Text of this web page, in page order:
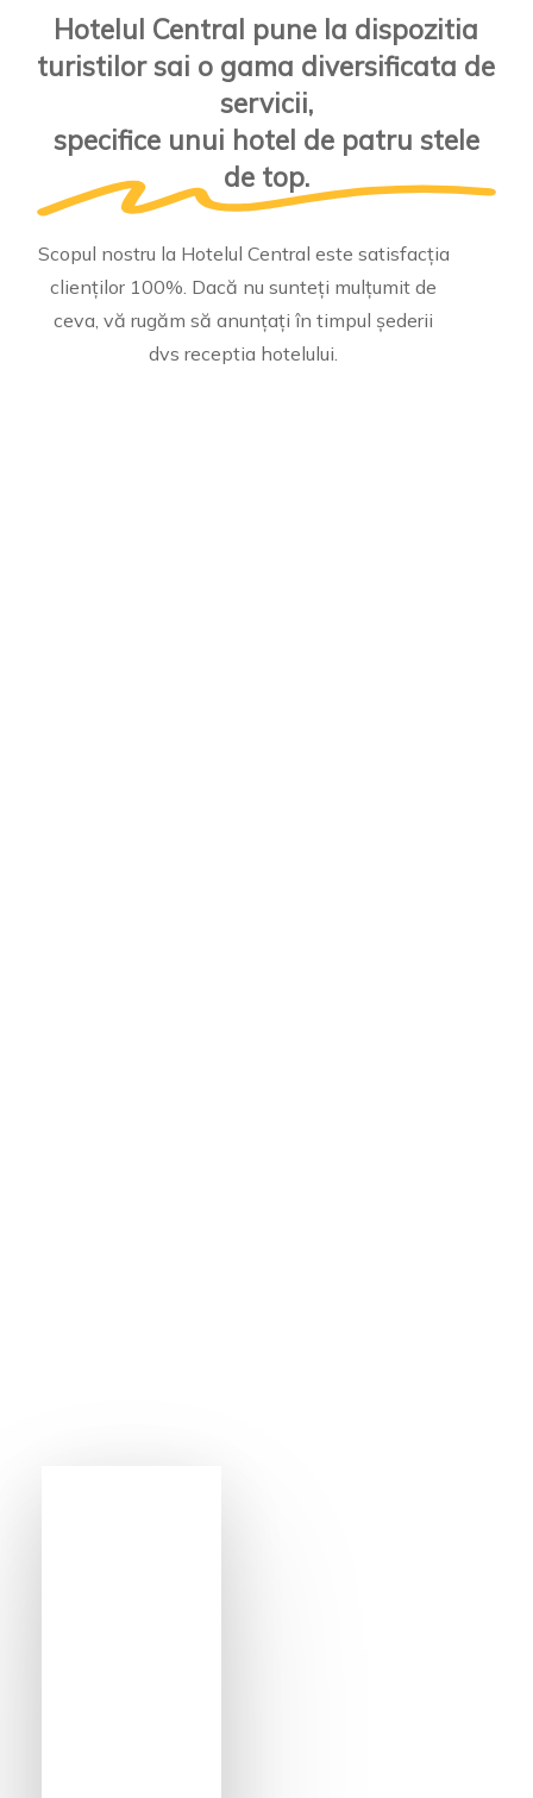
Hotelul Central pune la dispozitia
turistilor sai o gama diversificata de
servicii,
specifice unui hotel de patru stele
de top.
Scopul nostru la Hotelul Central este satisfacția
clienților 100%. Dacă nu sunteți mulțumit de
ceva, vă rugăm să anunțați în timpul șederii
dvs receptia hotelului.